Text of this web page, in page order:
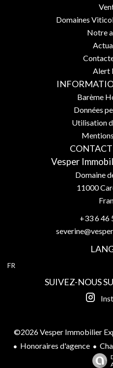
Domaines
Notre
Alert
Barème
Données
Utilisation
Vesper
Domaine
11000
+33 6 46
FR
SUIVEZ-NOUS
©2026 Vesper Immobilier
Honoraires d'agence